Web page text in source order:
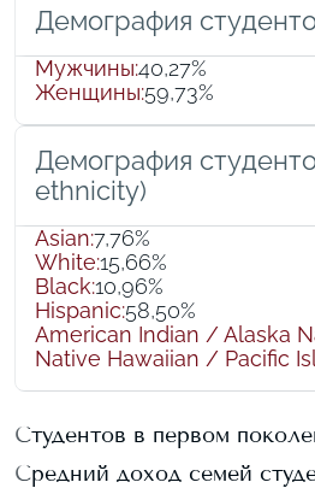
Демография
Мужчины:40,27%
Женщины:59,73%
Демография
ethnicity)
Asian:7,76%
White:15,66%
Black:10,96%
Hispanic:58,50%
American Indian / Alaska
Native Hawaiian / Pacific
Студентов в первом
Средний доход семей